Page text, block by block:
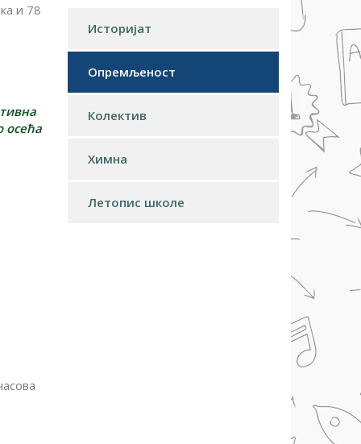
и 78
осећа
Историјат
Опремљеност
Колектив
Химна
Летопис школе